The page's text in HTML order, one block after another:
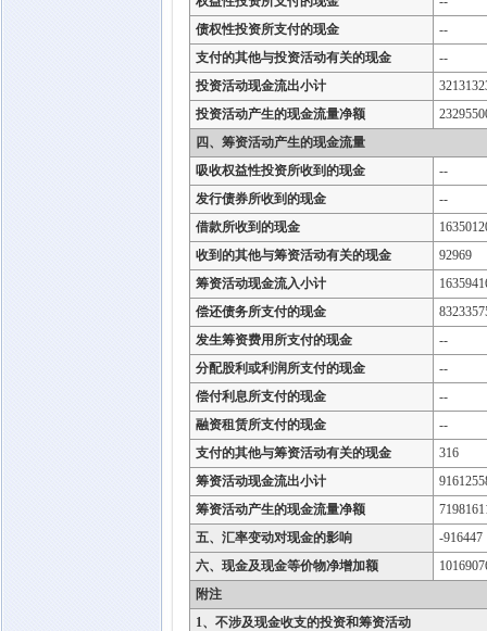
债权性投资所支付的现金
--
支付的其他与投资活动有关的现金
--
投资活动现金流出小计
投资活动产生的现金流量净额
四、筹资活动产生的现金流量
吸收权益性投资所收到的现金
--
发行债券所收到的现金
--
借款所收到的现金
收到的其他与筹资活动有关的现金
92969
筹资活动现金流入小计
偿还债务所支付的现金
发生筹资费用所支付的现金
--
分配股利或利润所支付的现金
--
偿付利息所支付的现金
--
融资租赁所支付的现金
--
支付的其他与筹资活动有关的现金
316
筹资活动现金流出小计
筹资活动产生的现金流量净额
五、汇率变动对现金的影响
-916447
六、现金及现金等价物净增加额
附注
1、不涉及现金收支的投资和筹资活动